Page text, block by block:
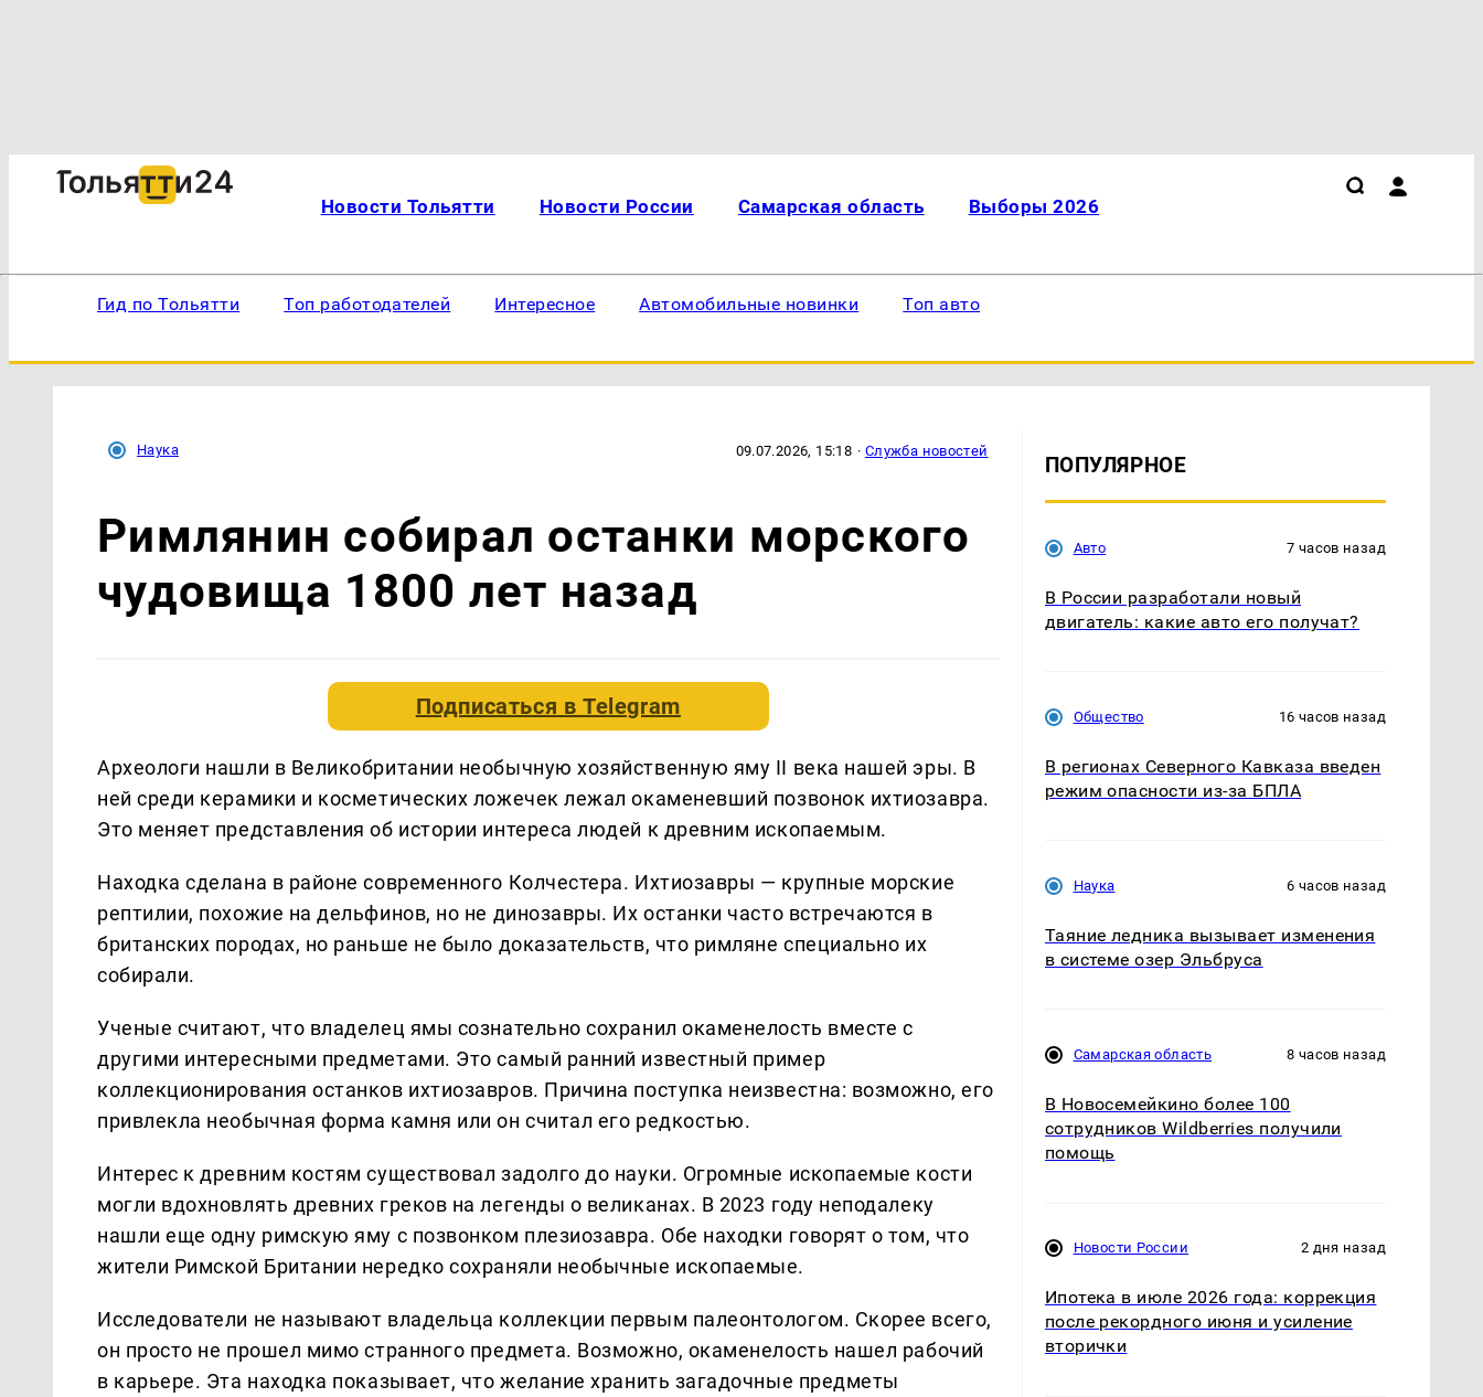
Новости Тольятти Новости России Самарская область Выборы 2026
Гид по Тольятти Топ работодателей Интересное Автомобильные новинки Топ авто
Наука 09.07.2026, 15:18 · Служба новостей
Римлянин собирал останки морского
чудовища 1800 лет назад
Подписаться вTelegram
Археологи нашли в Великобритании необычную хозяйственную яму II века нашей эры. В
ней среди керамики и косметических ложечек лежал окаменевший позвонок ихтиозавра.
Это меняет представления об истории интереса людей к древним ископаемым.
Находка сделана в районе современного Колчестера. Ихтиозавры — крупные морские
рептилии, похожие на дельфинов, но не динозавры. Их останки часто встречаются в
британских породах, но раньше не было доказательств, что римляне специально их
собирали.
Ученые считают, что владелец ямы сознательно сохранил окаменелость вместе с
другими интересными предметами. Это самый ранний известный пример
коллекционирования останков ихтиозавров. Причина поступка неизвестна: возможно, его
привлекла необычная форма камня или он считал его редкостью.
Интерес к древним костям существовал задолго до науки. Огромные ископаемые кости
могли вдохновлять древних греков на легенды о великанах. В 2023 году неподалеку
нашли еще одну римскую яму с позвонком плезиозавра. Обе находки говорят о том, что
жители Римской Британии нередко сохраняли необычные ископаемые.
Исследователи не называют владельца коллекции первым палеонтологом. Скорее всего,
он просто не прошел мимо странного предмета. Возможно, окаменелость нашел рабочий
в карьере. Эта находка показывает, что желание хранить загадочные предметы
ПОПУЛЯРНОЕ
Авто 7 часов назад
В России разработали новый
двигатель: какие авто его получат?
Общество 16 часов назад
В регионах Северного Кавказа введен
режим опасности из-за БПЛА
Наука 6 часов назад
Таяние ледника вызывает изменения
в системе озер Эльбруса
Самарская область 8 часов назад
В Новосемейкино более 100
сотрудников Wildberries получили
помощь
Новости России 2 дня назад
Ипотека в июле 2026 года: коррекция
после рекордного июня и усиление
вторички